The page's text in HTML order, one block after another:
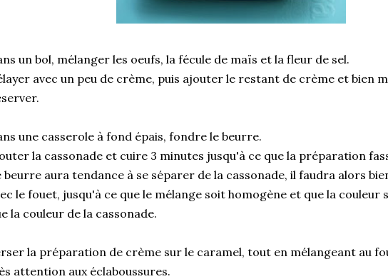
un bol, mélanger les oeufs, la fécule de maïs et la fleur de sel.
avec un peu de crème, puis ajouter le restant de crème et bien
une casserole à fond épais, fondre le beurre.
la cassonade et cuire 3 minutes jusqu'à ce que la préparation
beurre aura tendance à se séparer de la cassonade, il faudra alors
le fouet, jusqu'à ce que le mélange soit homogène et que la couleur
la couleur de la cassonade.
la préparation de crème sur le caramel, tout en mélangeant au
attention aux éclaboussures.